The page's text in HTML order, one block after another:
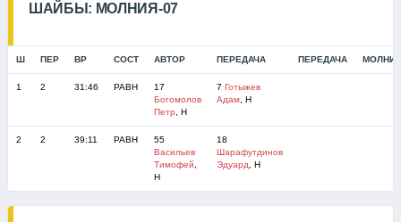
ШАЙБЫ: МОЛНИЯ-07
Ш ПЕР ВР СОСТ АВТОР ПЕРЕДАЧА ПЕРЕДАЧА
1 2 31:46 РАВН
17
Богомолов
Петр , Н
7 Готыжев
Адам, Н
2 2 39:11 РАВН
55
Васильев
Тимофей
Н
18
Шарафутдинов
Эдуард , Н